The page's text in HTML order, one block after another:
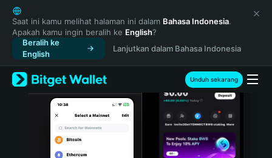
English
日本語
Tiếng Việt
Русский
Español (Latinoamérica)
Türkçe
Italiano
Saat ini kamu melihat halaman ini dalam Bahasa Indonesia.
Apakah kamu ingin beralih ke English?
Beralih ke
English
Lanjutkan dalam Bahasa Indonesia
Unduh sekarang